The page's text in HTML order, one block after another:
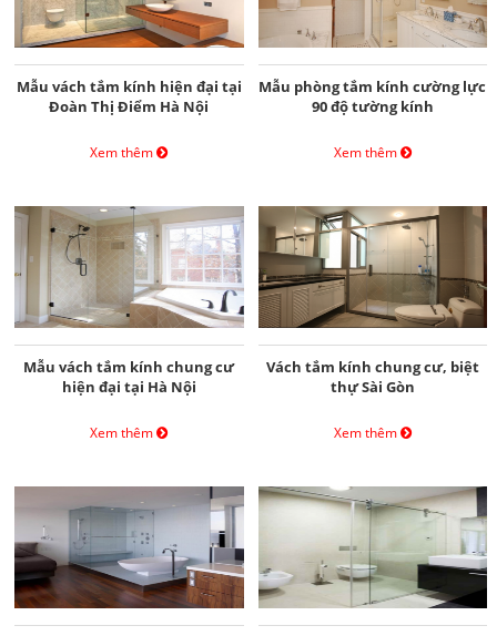
Mẫu vách tắm kính hiện đại tại
Đoàn Thị Điểm Hà Nội
Xem thêm
Mẫu phòng tắm kính cường lực
90 độ tường kính
Xem thêm
Mẫu vách tắm kính chung cư
hiện đại tại Hà Nội
Xem thêm
Vách tắm kính chung cư, biệt
thự Sài Gòn
Xem thêm